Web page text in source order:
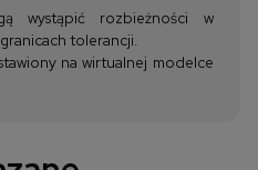
wystąpić rozbieżności w
tolerancji.
na wirtualnej modelce